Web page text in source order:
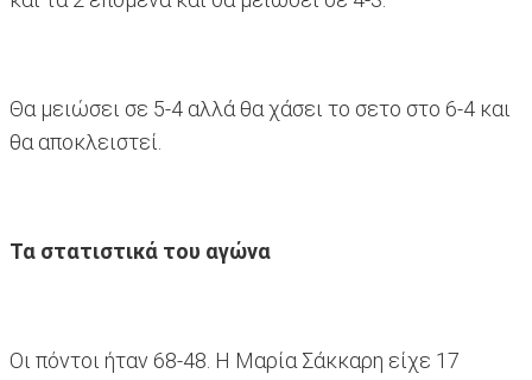
Θα μειώσει σε 5-4 αλλά θα χάσει το σετο στο 6-4 και
θα αποκλειστεί.
Τα στατιστικά του αγώνα
Οι πόντοι ήταν 68-48. Η Μαρία Σάκκαρη είχε 17